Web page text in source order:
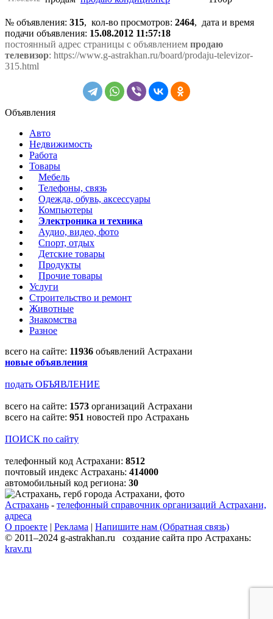
№ объявления: 315, кол-во просмотров: 2464, дата и время
подачи объявления: 15.08.2012 11:57:18
постоянный адрес страницы с объявлением продаю
телевизор: https://www.g-astrakhan.ru/board/prodaju-televizor-
315.html
Объявления
Авто
Недвижимость
Работа
Товары
Мебель
Телефоны, связь
Одежда, обувь, аксессуары
Компьютеры
Электроника и техника
Аудио, видео, фото
Спорт, отдых
Детские товары
Продукты
Прочие товары
Услуги
Строительство и ремонт
Животные
Знакомства
Разное
всего на сайте: 11936 объявлений Астрахани
новые объявления
подать ОБЪЯВЛЕНИЕ
всего на сайте: 1573 организаций Астрахани
всего на сайте: 951 новостей про Астрахань
ПОИСК по сайту
телефонный код Астрахани: 8512
почтовый индекс Астрахань: 414000
автомобильный код региона: 30
Астрахань - телефонный справочник организаций Астрахани,
адреса
О проекте | Реклама | Напишите нам (Обратная связь)
© 2011–2024 g-astrakhan.ru создание сайта про Астрахань:
krav.ru